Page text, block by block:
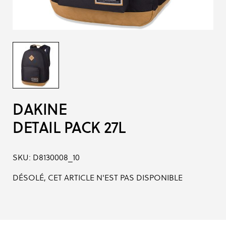
DAKINE
DETAIL PACK 27L
SKU: D8130008_10
DÉSOLÉ, CET ARTICLE N'EST PAS DISPONIBLE